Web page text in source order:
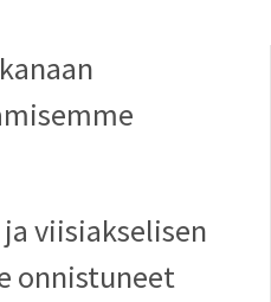
viisiakselisen
onnistuneet